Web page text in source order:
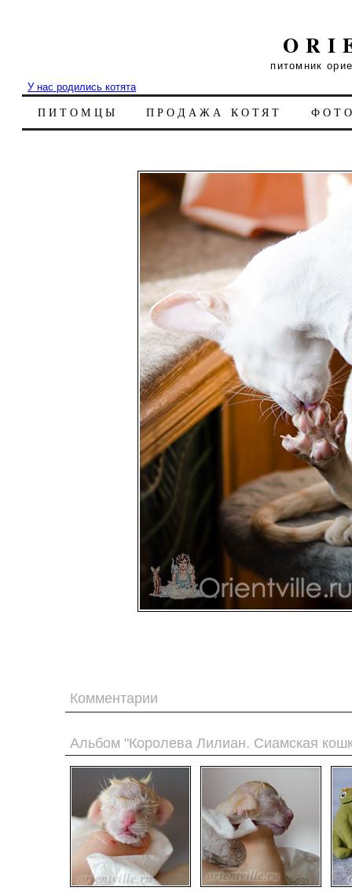
питомник
У нас родились котята
ПИТОМЦЫ ПРОДАЖА КОТЯТ
Комментарии
Альбом "Королева Лилиан. Сиамская